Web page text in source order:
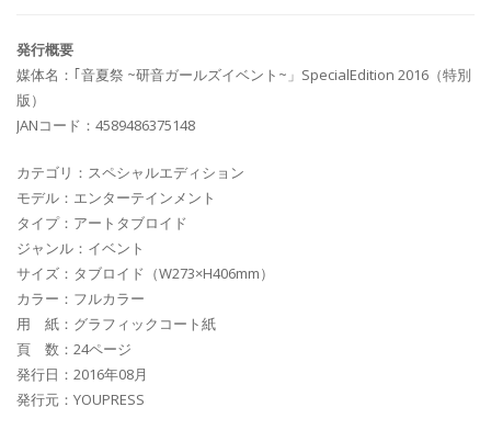
発行概要
媒体名：｢音夏祭 ~研音ガールズイベント~」SpecialEdition 2016（特別
版）
JANコード：4589486375148
カテゴリ：スペシャルエディション
モデル：エンターテインメント
タイプ：アートタブロイド
ジャンル：イベント
サイズ：タブロイド（W273×H406mm）
カラー：フルカラー
用 紙：グラフィックコート紙
頁 数：24ページ
発行日：2016年08月
発行元：YOUPRESS